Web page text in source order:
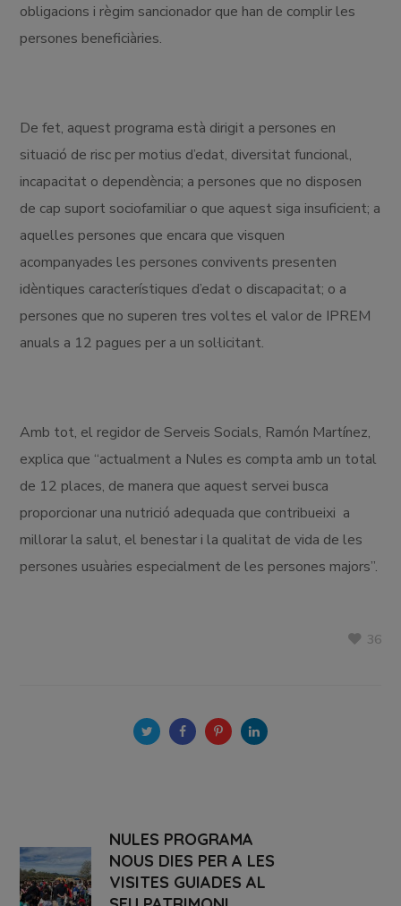
obligacions i règim sancionador que han de complir les
persones beneficiàries.
De fet, aquest programa està dirigit a persones en
situació de risc per motius d’edat, diversitat funcional,
incapacitat o dependència; a persones que no disposen
de cap suport sociofamiliar o que aquest siga insuficient; a
aquelles persones que encara que visquen
acompanyades les persones convivents presenten
idèntiques característiques d’edat o discapacitat; o a
persones que no superen tres voltes el valor de IPREM
anuals a 12 pagues per a un sol·licitant.
Amb tot, el regidor de Serveis Socials, Ramón Martínez,
explica que “actualment a Nules es compta amb un total
de 12 places, de manera que aquest servei busca
proporcionar una nutrició adequada que contribueixi a
millorar la salut, el benestar i la qualitat de vida de les
persones usuàries especialment de les persones majors”.
36
NULES PROGRAMA
NOUS DIES PER A LES
VISITES GUIADES AL